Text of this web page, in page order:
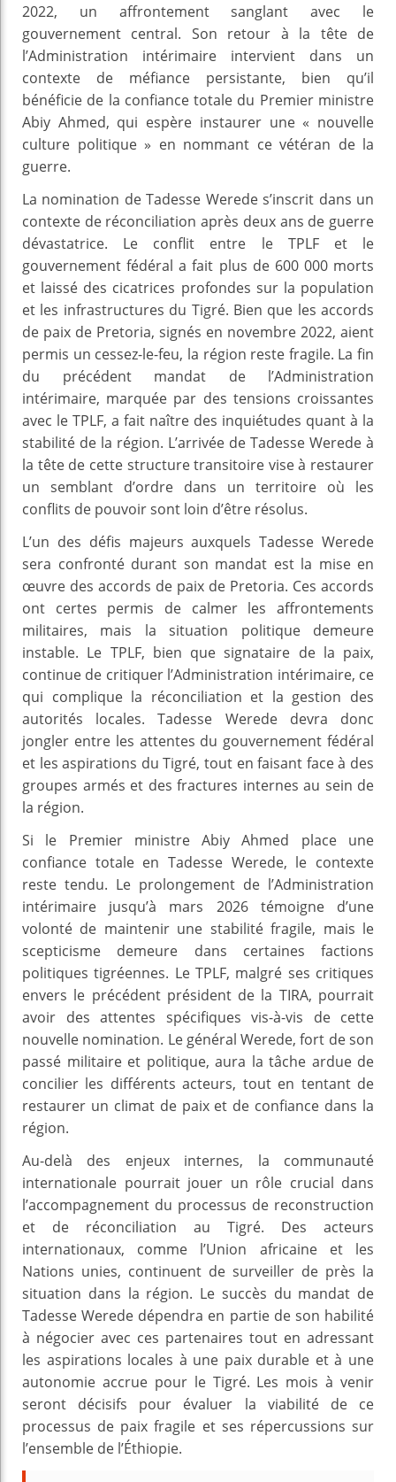
2022, un affrontement sanglant avec le
gouvernement central. Son retour à la tête de
l’Administration intérimaire intervient dans un
contexte de méfiance persistante, bien qu’il
bénéficie de la confiance totale du Premier ministre
Abiy Ahmed, qui espère instaurer une « nouvelle
culture politique » en nommant ce vétéran de la
guerre.
La nomination de Tadesse Werede s’inscrit dans un
contexte de réconciliation après deux ans de guerre
dévastatrice. Le conflit entre le TPLF et le
gouvernement fédéral a fait plus de 600 000 morts
et laissé des cicatrices profondes sur la population
et les infrastructures du Tigré. Bien que les accords
de paix de Pretoria, signés en novembre 2022, aient
permis un cessez-le-feu, la région reste fragile. La fin
du précédent mandat de l’Administration
intérimaire, marquée par des tensions croissantes
avec le TPLF, a fait naître des inquiétudes quant à la
stabilité de la région. L’arrivée de Tadesse Werede à
la tête de cette structure transitoire vise à restaurer
un semblant d’ordre dans un territoire où les
conflits de pouvoir sont loin d’être résolus.
L’un des défis majeurs auxquels Tadesse Werede
sera confronté durant son mandat est la mise en
œuvre des accords de paix de Pretoria. Ces accords
ont certes permis de calmer les affrontements
militaires, mais la situation politique demeure
instable. Le TPLF, bien que signataire de la paix,
continue de critiquer l’Administration intérimaire, ce
qui complique la réconciliation et la gestion des
autorités locales. Tadesse Werede devra donc
jongler entre les attentes du gouvernement fédéral
et les aspirations du Tigré, tout en faisant face à des
groupes armés et des fractures internes au sein de
la région.
Si le Premier ministre Abiy Ahmed place une
confiance totale en Tadesse Werede, le contexte
reste tendu. Le prolongement de l’Administration
intérimaire jusqu’à mars 2026 témoigne d’une
volonté de maintenir une stabilité fragile, mais le
scepticisme demeure dans certaines factions
politiques tigréennes. Le TPLF, malgré ses critiques
envers le précédent président de la TIRA, pourrait
avoir des attentes spécifiques vis-à-vis de cette
nouvelle nomination. Le général Werede, fort de son
passé militaire et politique, aura la tâche ardue de
concilier les différents acteurs, tout en tentant de
restaurer un climat de paix et de confiance dans la
région.
Au-delà des enjeux internes, la communauté
internationale pourrait jouer un rôle crucial dans
l’accompagnement du processus de reconstruction
et de réconciliation au Tigré. Des acteurs
internationaux, comme l’Union africaine et les
Nations unies, continuent de surveiller de près la
situation dans la région. Le succès du mandat de
Tadesse Werede dépendra en partie de son habilité
à négocier avec ces partenaires tout en adressant
les aspirations locales à une paix durable et à une
autonomie accrue pour le Tigré. Les mois à venir
seront décisifs pour évaluer la viabilité de ce
processus de paix fragile et ses répercussions sur
l’ensemble de l’Éthiopie.